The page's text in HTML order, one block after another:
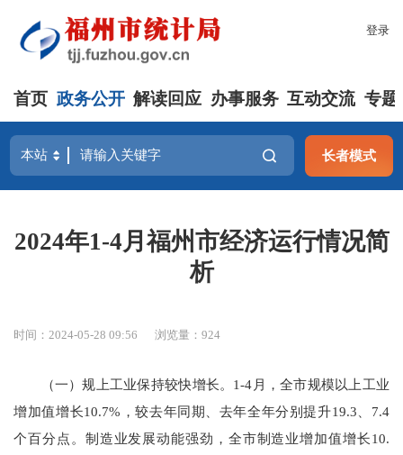
登录
首页 政务公开 解读回应 办事服务 互动交流 专题
长者模式
2024年1-4月福州市经济运行情况简
析
时间：2024-05-28 09:56 浏览量：924
（一）规上工业保持较快增长。 1-4月，全市规模以上工业
增加值增长10.7%，较去年同期、去年全年分别提升19.3、7.4
个百分点。制造业发展动能强劲，全市制造业增加值增长10.